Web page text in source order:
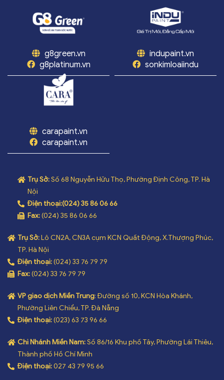
g8green.vn
g8platinum.vn
indupaint.vn
sonkimloaiindu
carapaint.vn
carapaint.vn
Trụ Sở:Số 68 Nguyễn Hữu Thọ, Phường Định Công, TP. Hà
Nội
Điện thoại:(024) 35 86 06 66
Fax:(024) 35 86 06 66
Trụ Sở:Lô CN2A, CN3A cụm KCN Quất Động, X.Thượng Phúc,
TP. Hà Nội
Điện thoại:(024) 33 76 79 79
Fax:(024) 33 76 79 79
VP giao dịch Miền Trung: Đường số 10, KCN Hòa Khánh,
Phường Liên Chiểu, TP. Đà Nẵng
Điện thoại:(023) 63 73 96 66
Chi Nhánh Miền Nam:Số 86/16 Khu phố Tây, Phường Lái Thiêu,
Thành phố Hồ Chí Minh
Điện thoại:027 43 79 95 66